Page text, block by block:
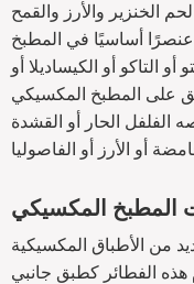
الخنزير والأرز والقمح
عنصرًا أساسيًا في المطبخ
التاكو أو الكيساديلا أو
على المطبخ المكسيكي
الفلفل الحار أو القشدة
المطبخ المكسيكي
من الأطباق المكسيكية
الفطائر كطبق جانبي